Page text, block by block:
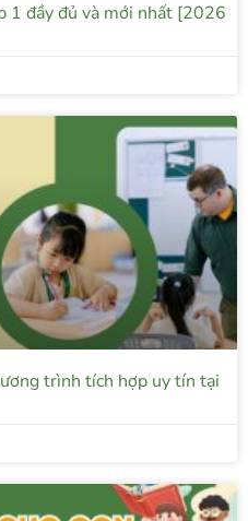
1 đầy đủ và mới nhất [2026
trình tích hợp uy tín tại